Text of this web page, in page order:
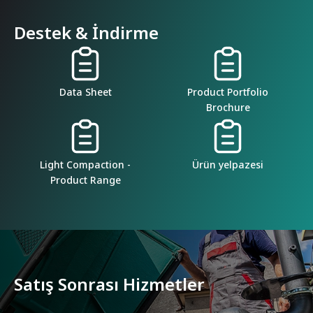
Destek & İndirme
Data Sheet
Product Portfolio
Brochure
Light Compaction -
Product Range
Ürün yelpazesi
Satış Sonrası Hizmetler